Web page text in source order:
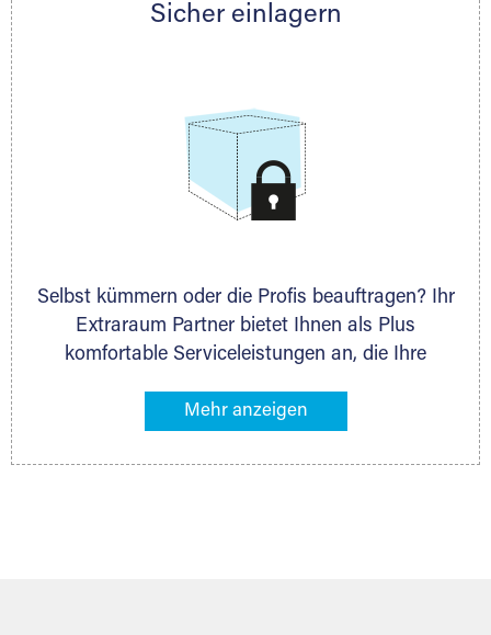
persönlich hinsichtlich Lagervolumen und zu
Sicher einlagern
Selbst kümmern oder die Profis beauftragen? Ihr
Extraraum Partner bietet Ihnen als Plus
komfortable Serviceleistungen an, die Ihre
gehören z. B. Verpackungsservice, Lieferung von
Ihr Lagergut wird bei Ihrem Extraraum Partner